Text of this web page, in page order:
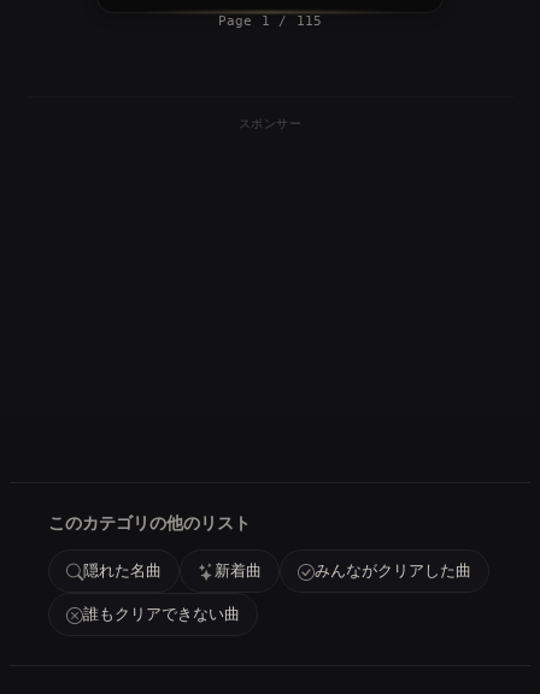
Page 1 / 115
スポンサー
このカテゴリの他のリスト
隠れた名曲 新着曲 みんながクリアした曲
誰もクリアできない曲